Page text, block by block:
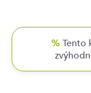
% Tento